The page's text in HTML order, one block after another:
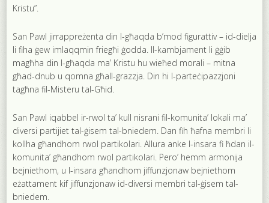
Kristu”.
San Pawl jirrappreżenta din l-għaqda b’mod figurattiv – id-dielja
li fiha ġew imlaqqmin friegħi ġodda. Il-kambjament li ġġib
magħha din l-għaqda ma’ Kristu hu wieħed morali – mitna
għad-dnub u qomna għall-grazzja. Din hi l-parteċipazzjoni
tagħna fil-Misteru tal-Għid.
San Pawl iqabbel ir-rwol ta’ kull nisrani fil-komunita’ lokali ma’
diversi partijiet tal-ġisem tal-bniedem. Dan fih ħafna membri li
kollha għandhom rwol partikolari. Allura anke l-insara fi ħdan il-
komunita’ għandhom rwol partikolari. Pero’ hemm armonija
bejniethom, u l-insara għandhom jiffunzjonaw bejniethom
eżattament kif jiffunzjonaw id-diversi membri tal-ġisem tal-
bniedem.